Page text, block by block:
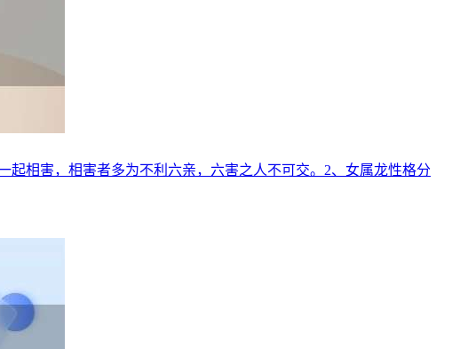
相害，相害者多为不利六亲，六害之人不可交。2、女属龙性格分